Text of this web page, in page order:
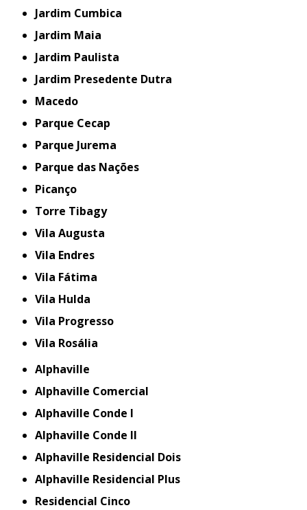
Jardim Cumbica
Jardim Maia
Jardim Paulista
Jardim Presedente Dutra
Macedo
Parque Cecap
Parque Jurema
Parque das Nações
Picanço
Torre Tibagy
Vila Augusta
Vila Endres
Vila Fátima
Vila Hulda
Vila Progresso
Vila Rosália
Alphaville
Alphaville Comercial
Alphaville Conde I
Alphaville Conde II
Alphaville Residencial Dois
Alphaville Residencial Plus
Residencial Cinco